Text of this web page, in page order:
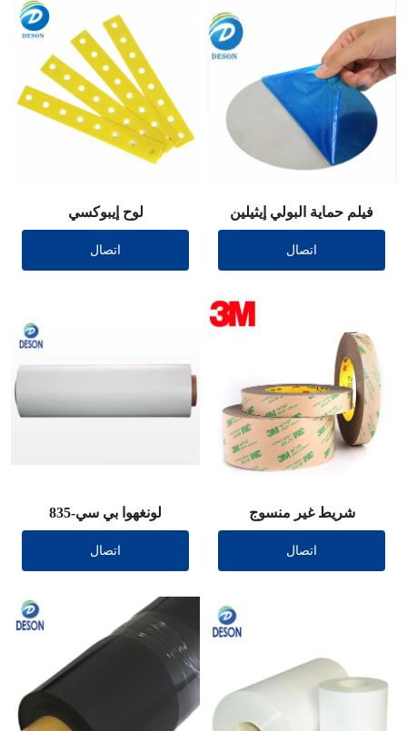
فيلم حماية البولي إيثيلين
مقطوع بالقالب
اتصال
لوح إيبوكسي
اتصال
شريط غير منسوج
اتصال
لونغهوا بي سي-835
اتصال